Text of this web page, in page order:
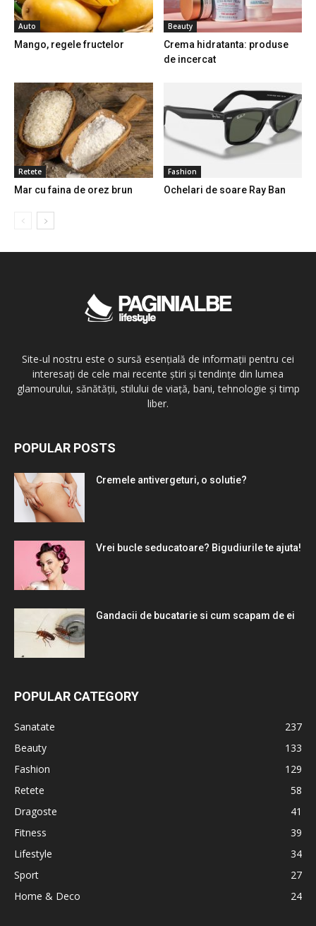
Auto
Mango, regele fructelor
Beauty
Crema hidratanta: produse
de incercat
Retete
Mar cu faina de orez brun
Fashion
Ochelari de soare Ray Ban
Site-ul nostru este o sursă esențială de informații pentru cei
interesați de cele mai recente știri și tendințe din lumea
glamourului, sănătății, stilului de viață, bani, tehnologie și timp
liber.
POPULAR POSTS
Cremele antivergeturi, o solutie?
Vrei bucle seducatoare? Bigudiurile te ajuta!
Gandacii de bucatarie si cum scapam de ei
POPULAR CATEGORY
Sanatate
237
Beauty
133
Fashion
129
Retete
58
Dragoste
41
Fitness
39
Lifestyle
34
Sport
27
Home & Deco
24